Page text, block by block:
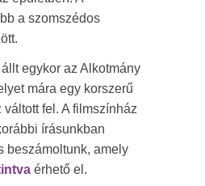
a szomszédos
egykor az Alkotmány
mára egy korszerű
váltott fel. A filmszínház
írásunkban
beszámoltunk, amely
érhető el.